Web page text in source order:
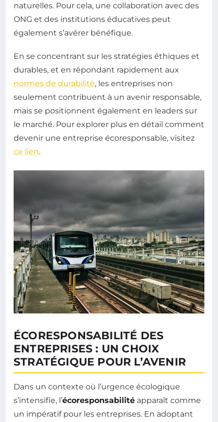
naturelles. Pour cela, une collaboration avec des
ONG et des institutions éducatives peut
également s’avérer bénéfique.
En se concentrant sur les stratégies éthiques et
durables, et en répondant rapidement aux
normes de durabilité, les entreprises non
seulement contribuent à un avenir responsable,
mais se positionnent également en leaders sur
le marché. Pour explorer plus en détail comment
devenir une entreprise écoresponsable, visitez
ce lien.
ÉCORESPONSABILITÉ DES
ENTREPRISES : UN CHOIX
STRATÉGIQUE POUR L’AVENIR
Dans un contexte où l’urgence écologique
s’intensifie, l’écoresponsabilité apparaît comme
un impératif pour les entreprises. En adoptant